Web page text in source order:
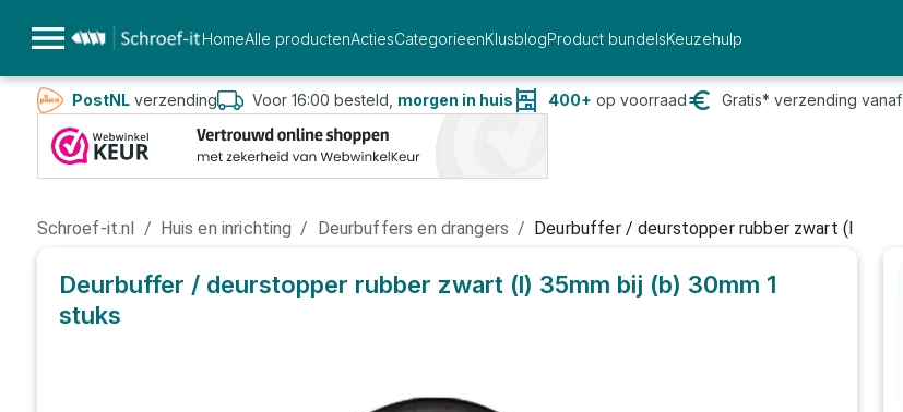
HomeAlle productenActiesCategorieenKlusblogProduct bundelsKeuzehulp
PostNLverzending Voor 16:00 besteld, morgen in huis 400+ op voorraad Gratis* verzending vanaf
Schroef-it.nl / Huis en inrichting / Deurbuffers en drangers / Deurbuffer / deurstopper rubber zwart (l
Deurbuffer / deurstopper rubber zwart (l) 35mm bij (b) 30mm 1
stuks